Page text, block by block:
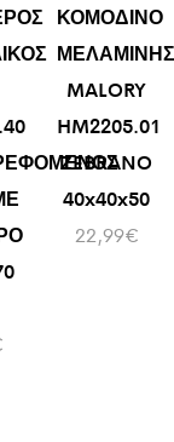
ΚΟΜΟΔΙΝΟ
ΜΕΛΑΜΙΝΗΣ
MALORY
HM2205.01
ZEBRANO
40x40x50
22,99€